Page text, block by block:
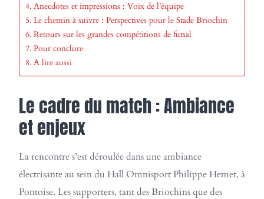
Anecdotes et impressions : Voix de l’équipe
Le chemin à suivre : Perspectives pour le Stade Briochin
Retours sur les grandes compétitions de futsal
Pour conclure
A lire aussi
Le cadre du match : Ambiance
et enjeux
La rencontre s’est déroulée dans une ambiance
électrisante au sein du Hall Omnisport Philippe Hemet, à
Pontoise. Les supporters, tant des Briochins que des